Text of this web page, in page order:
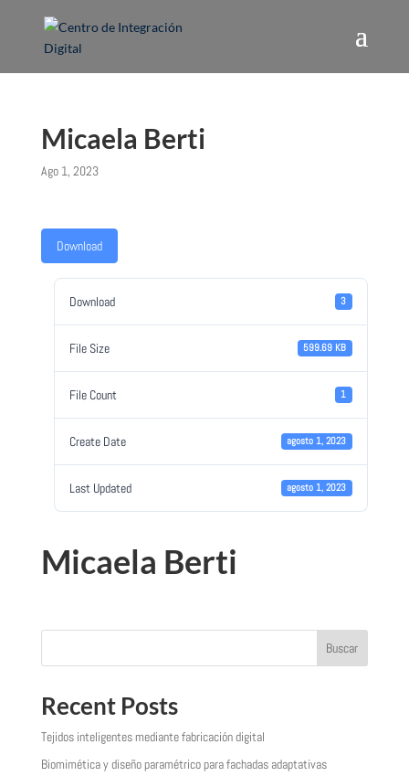
Micaela Berti
Ago 1, 2023
Download
Download 3
File Size 599.69 KB
File Count 1
Create Date agosto 1, 2023
Last Updated agosto 1, 2023
Micaela Berti
Buscar
Recent Posts
Tejidos inteligentes mediante fabricación digital
Biomimética y diseño paramétrico para fachadas adaptativas